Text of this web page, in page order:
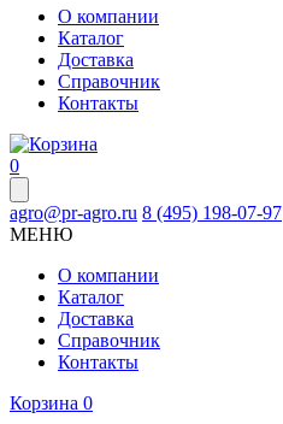
О компании
Каталог
Доставка
Справочник
Контакты
0
agro@pr-agro.ru 8 (495) 198-07-97
МЕНЮ
О компании
Каталог
Доставка
Справочник
Контакты
Корзина 0